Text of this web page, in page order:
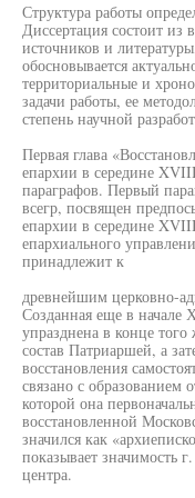
Структура работы
Диссертация состоит из
источников и
обосновывается
территориальные и
задачи работы, ее
степень научной
Первая глава
епархии в середине
параграфов. Первый
всегр, посвящен
епархии в середине
епархиального
принадлежит к
древнейшим церковно-
Созданная еще в
упразднена в конце
состав Патриаршей, а
восстановления
связано с образованием
которой она
восстановленной
значился как
показывает значимость
центра.